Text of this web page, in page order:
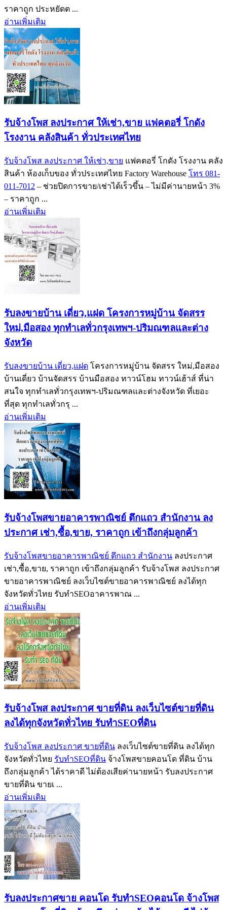
ราคาถูก ประหยัดต ...
อ่านเพิ่มเติม
รับจ้างโพส ลงประกาศ ให้เช่า,ขาย แฟคตอรี่ โกดัง
โรงงาน คลังสินค้า ทั่วประเทศไทย
รับจ้างโพส ลงประกาศ ให้เช่า,ขาย แฟคตอรี่ โกดัง โรงงาน คลัง
สินค้า ห้องเก็บของ ทั่วประเทศไทย Factory Warehouse โทร 081-
011-7012 – ช่วยปิดการขาย/เช่าได้เร็วขึ้น – ไม่มีค่านายหน้า 3%
– ราคาถูก ...
อ่านเพิ่มเติม
รับลงขายบ้าน เดี่ยว,แฝด โครงการหมู่บ้าน จัดสรร
ใหม่,มือสอง ทุกทำเลทั่วกรุงเทพฯ-ปริมณฑลและต่าง
จังหวัด
รับลงขายบ้าน เดี่ยว,แฝด โครงการหมู่บ้าน จัดสรร ใหม่,มือสอง
บ้านเดี่ยว บ้านจัดสรร บ้านมือสอง ทาวน์โฮม ทาวน์เฮ้าส์ ที่น่า
สนใจ ทุกทำเลทั่วกรุงเทพฯ-ปริมณฑลและต่างจังหวัด ที่เยอะ
ที่สุด ทุกทำเลทั่วกรุ ...
อ่านเพิ่มเติม
รับจ้างโพสขายอาคารพาณิชย์ ตึกแถว สำนักงาน ลง
ประกาศ เช่า,ซื้อ,ขาย, ราคาถูก เข้าถึงกลุ่มลูกค้า
รับจ้างโพสขายอาคารพาณิชย์ ตึกแถว สำนักงาน ลงประกาศ
เช่า,ซื้อ,ขาย, ราคาถูก เข้าถึงกลุ่มลูกค้า รับจ้างโพส ลงประกาศ
ขายอาคารพาณิชย์ ลงเว็บไซต์ขายอาคารพาณิชย์ ลงได้ทุก
จังหวัดทั่วไทย รับทำSEOอาคารพาณ ...
อ่านเพิ่มเติม
รับจ้างโพส ลงประกาศ ขายที่ดิน ลงเว็บไซต์ขายที่ดิน
ลงได้ทุกจังหวัดทั่วไทย รับทำSEOที่ดิน
รับจ้างโพส ลงประกาศ ขายที่ดิน ลงเว็บไซต์ขายที่ดิน ลงได้ทุก
จังหวัดทั่วไทย รับทำSEOที่ดิน จ้างโพสขายคอนโด ที่ดิน บ้าน
ถึงกลุ่มลูกค้า ได้ราคาดี ไม่ต้องเสียค่านายหน้า รับลงประกาศ
ขายที่ดิน ขายเ ...
อ่านเพิ่มเติม
รับลงประกาศขาย คอนโด รับทำSEOคอนโด จ้างโพส